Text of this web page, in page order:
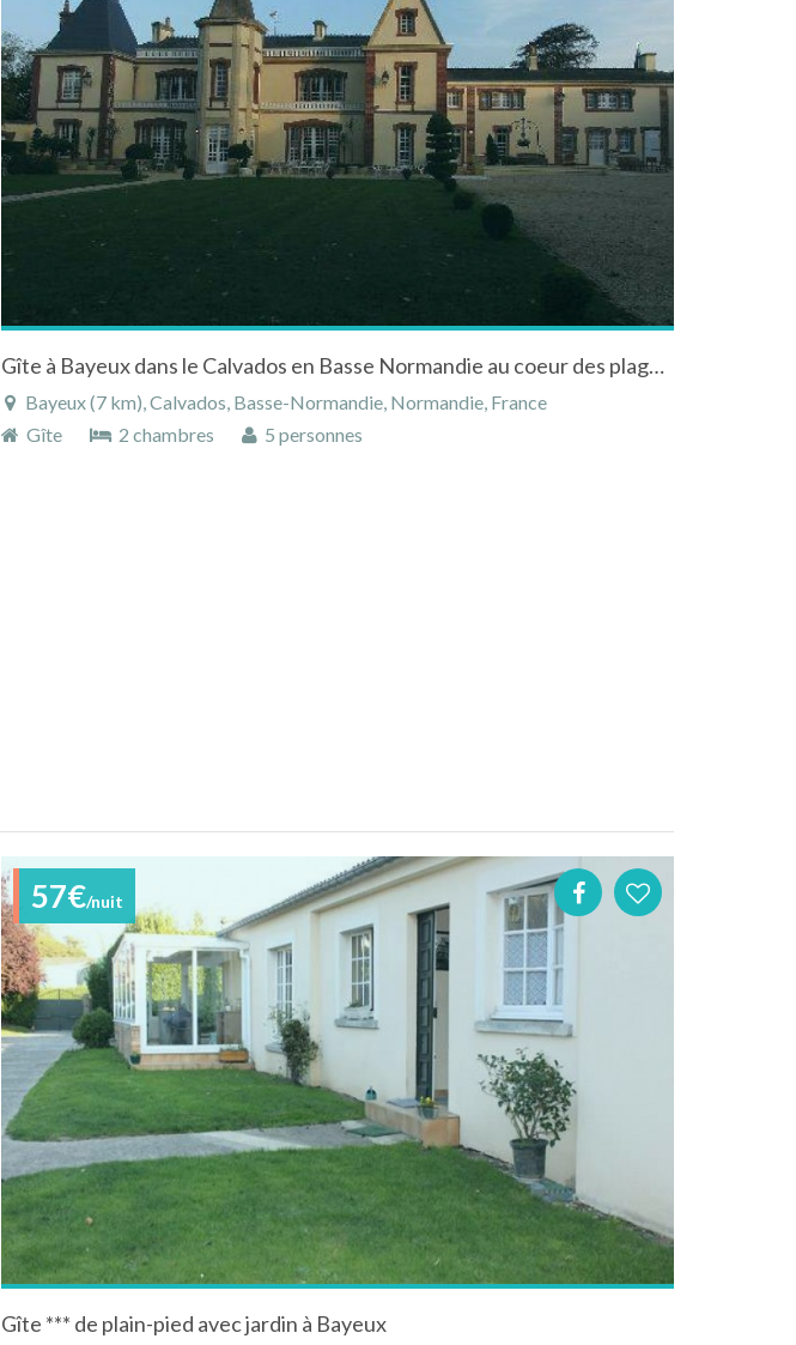
Gîte à Bayeux dans le Calvados en Basse Normandie au coeur des plages du débarquement
Bayeux (7 km), Calvados, Basse-Normandie, Normandie, France
Gîte
2 chambres 5 personnes
57€/nuit
Gîte *** de plain-pied avec jardin à Bayeux